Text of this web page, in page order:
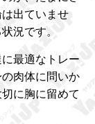
出ていませ
況です。
最適なトレー
肉体に問いか
に胸に留めて